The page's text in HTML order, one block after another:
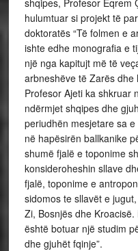
hulumtuar si projekt të
doktoratës “Të folmen e
ishte edhe monografia e
një nga kapitujt më të
arbneshëve të Zarës dhe
Profesor Ajeti ka shkruar
ndërmjet shqipes dhe
periudhën mesjetare sa
në hapësirën ballkanike
shumë fjalë e toponime
konsideroheshin sllave
fjalë, toponime e
sidomos te sllavët e
Zi, Bosnjës dhe
është botuar një studim
dhe gjuhët fqinje”.